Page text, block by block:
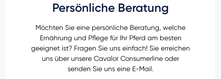
Persönliche Beratung
Möchten Sie eine persönliche Beratung, welche
Ernährung und Pflege für Ihr Pferd am besten
geeignet ist? Fragen Sie uns einfach! Sie erreichen
uns über unsere Cavalor Consumerline oder
senden Sie uns eine E-Mail.